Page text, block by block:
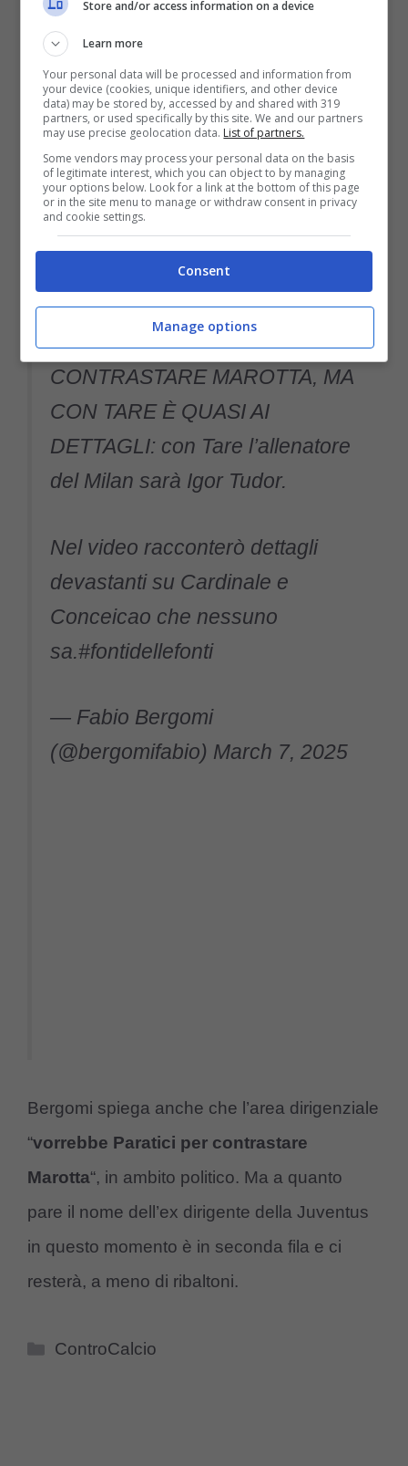
Sarebbe lui, infatti,
Tare, che appare sempre più vicino a
ricoprire la carica di nuovo direttore sportivo
del Diavolo. “Siamo quasi ai dettagli per
Tare”, ha aggiunto Bergomi, dunque la nuova
rivoluzione in casa milanista sta iniziando a
prendere corpo e connotati più precisi.
VE LO DICO QUI:
VORREBBERO PARATICI PER
CONTRASTARE MAROTTA, MA
CON TARE È QUASI AI
DETTAGLI: con Tare l’allenatore
del Milan sarà Igor Tudor.
Nel video racconterò dettagli
devastanti su Cardinale e
Conceicao che nessuno
sa.#fontidellefonti
— Fabio Bergomi
(@bergomifabio) March 7, 2025
Bergomi spiega anche che l’area dirigenziale
“vorrebbe Paratici per contrastare
Marotta“, in ambito politico. Ma a quanto
pare il nome dell’ex dirigente della Juventus
in questo momento è in seconda fila e ci
resterà, a meno di ribaltoni.
Categorie
ControCalcio
Store and/or access information on a device
Learn more
Your personal data will be processed and information from
your device (cookies, unique identifiers, and other device
data) may be stored by, accessed by and shared with 319
partners, or used specifically by this site. We and our partners
may use precise geolocation data. List of partners.
Some vendors may process your personal data on the basis
of legitimate interest, which you can object to by managing
your options below. Look for a link at the bottom of this page
or in the site menu to manage or withdraw consent in privacy
and cookie settings.
Consent
Manage options